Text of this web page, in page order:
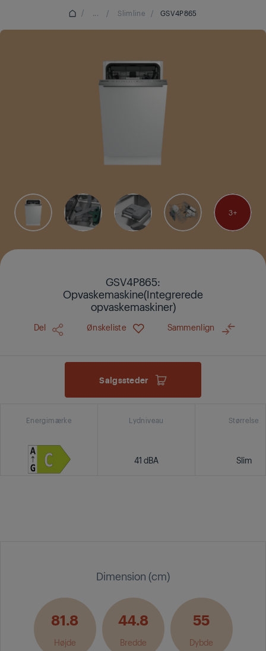
/ ... / Slimline / GSV4P865
3
GSV4P865:
Opvaskemaskine(Integrerede
opvaskemaskiner)
Del Ønskeliste Sammenlign
Salgssteder
Energimærke Lydniveau
41 dBA
Størrelse
Slim
Dimension (cm)
81.8
Højde
44.8
Bredde
55
Dybde